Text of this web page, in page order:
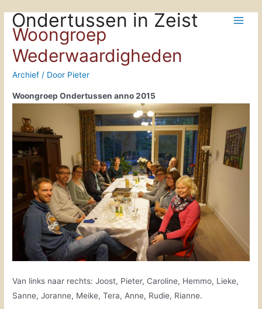
naar
inhoud
Ondertussen in Zeist
Woongroep
Wederwaardigheden
Archief / Door Pieter
Woongroep Ondertussen anno 2015
Van links naar rechts: Joost, Pieter, Caroline, Hemmo, Lieke,
Sanne, Joranne, Meike, Tera, Anne, Rudie, Rianne.